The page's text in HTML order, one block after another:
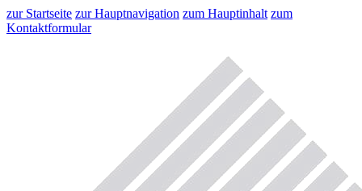
zur Startseite zur Hauptnavigation zum Hauptinhalt zum
Kontaktformular